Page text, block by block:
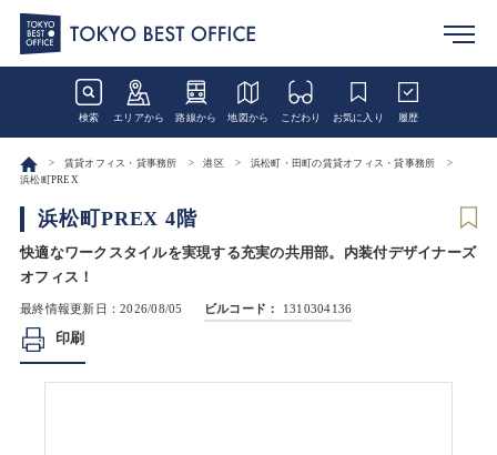
検索 エリアから 路線から 地図から こだわり お気に入り 履歴
賃貸オフィス・貸事務所 港区
浜松町・田町の賃貸オフィス・貸事務所
浜松町PREX
浜松町PREX 4階
快適なワークスタイルを実現する充実の共用部。内装付デザイナーズ
オフィス！
最終情報更新日：2026/08/05 ビルコード： 1310304136
印刷